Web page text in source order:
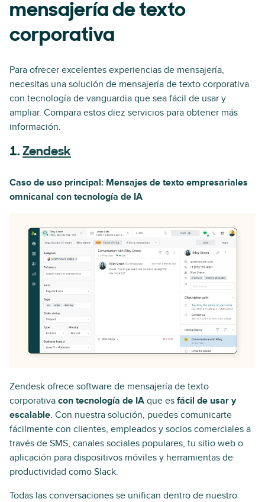
mensajería de texto
corporativa
Para ofrecer excelentes experiencias de mensajería,
necesitas una solución de mensajería de texto corporativa
con tecnología de vanguardia que sea fácil de usar y
ampliar. Compara estos diez servicios para obtener más
información.
1. Zendesk
Caso de uso principal: Mensajes de texto empresariales
omnicanal con tecnología de IA
Zendesk ofrece software de mensajería de texto
corporativa con tecnología de IA que es fácil de usar y
escalable. Con nuestra solución, puedes comunicarte
fácilmente con clientes, empleados y socios comerciales a
través de SMS, canales sociales populares, tu sitio web o
aplicación para dispositivos móviles y herramientas de
productividad como Slack.
Todas las conversaciones se unifican dentro de nuestro